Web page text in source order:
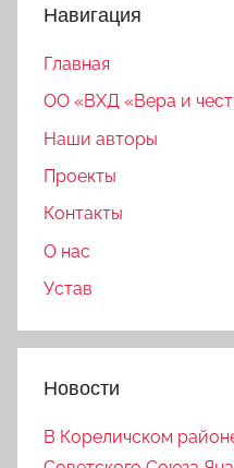
Навигация
Главная
ОО «ВХД «Вера и
Наши авторы
Проекты
Контакты
О нас
Устав
Новости
В Кореличском